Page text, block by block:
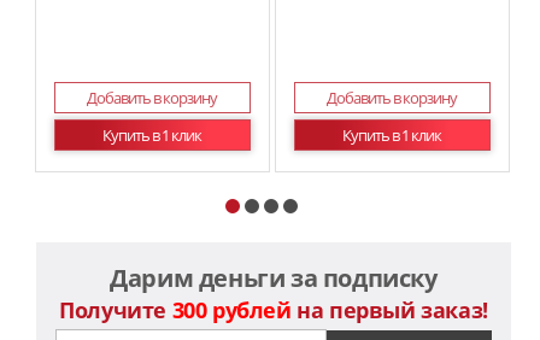
Добавить в корзину
Купить в 1 клик
Добавить в корзину
Купить в 1 клик
Дарим деньги за подписку
Получите 300 рублей на первый заказ!